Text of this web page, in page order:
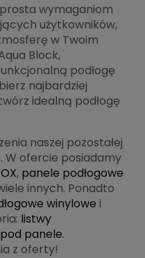
wymaganiom
użytkowników,
w Twoim
Block,
podłogę
najbardziej
idealną podłogę
naszej pozostałej
W ofercie posiadamy
, panele podłogowe
innych. Ponadto
winylowe i
listwy
panele.
z oferty!